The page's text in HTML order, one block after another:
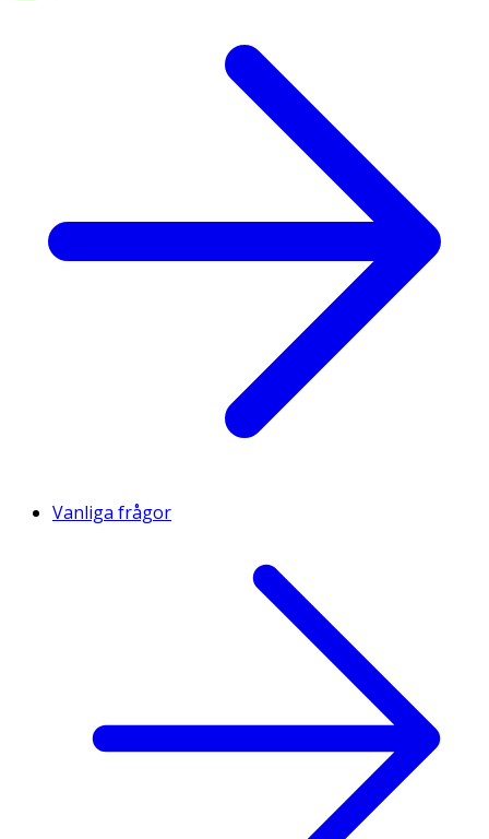
Vanliga frågor